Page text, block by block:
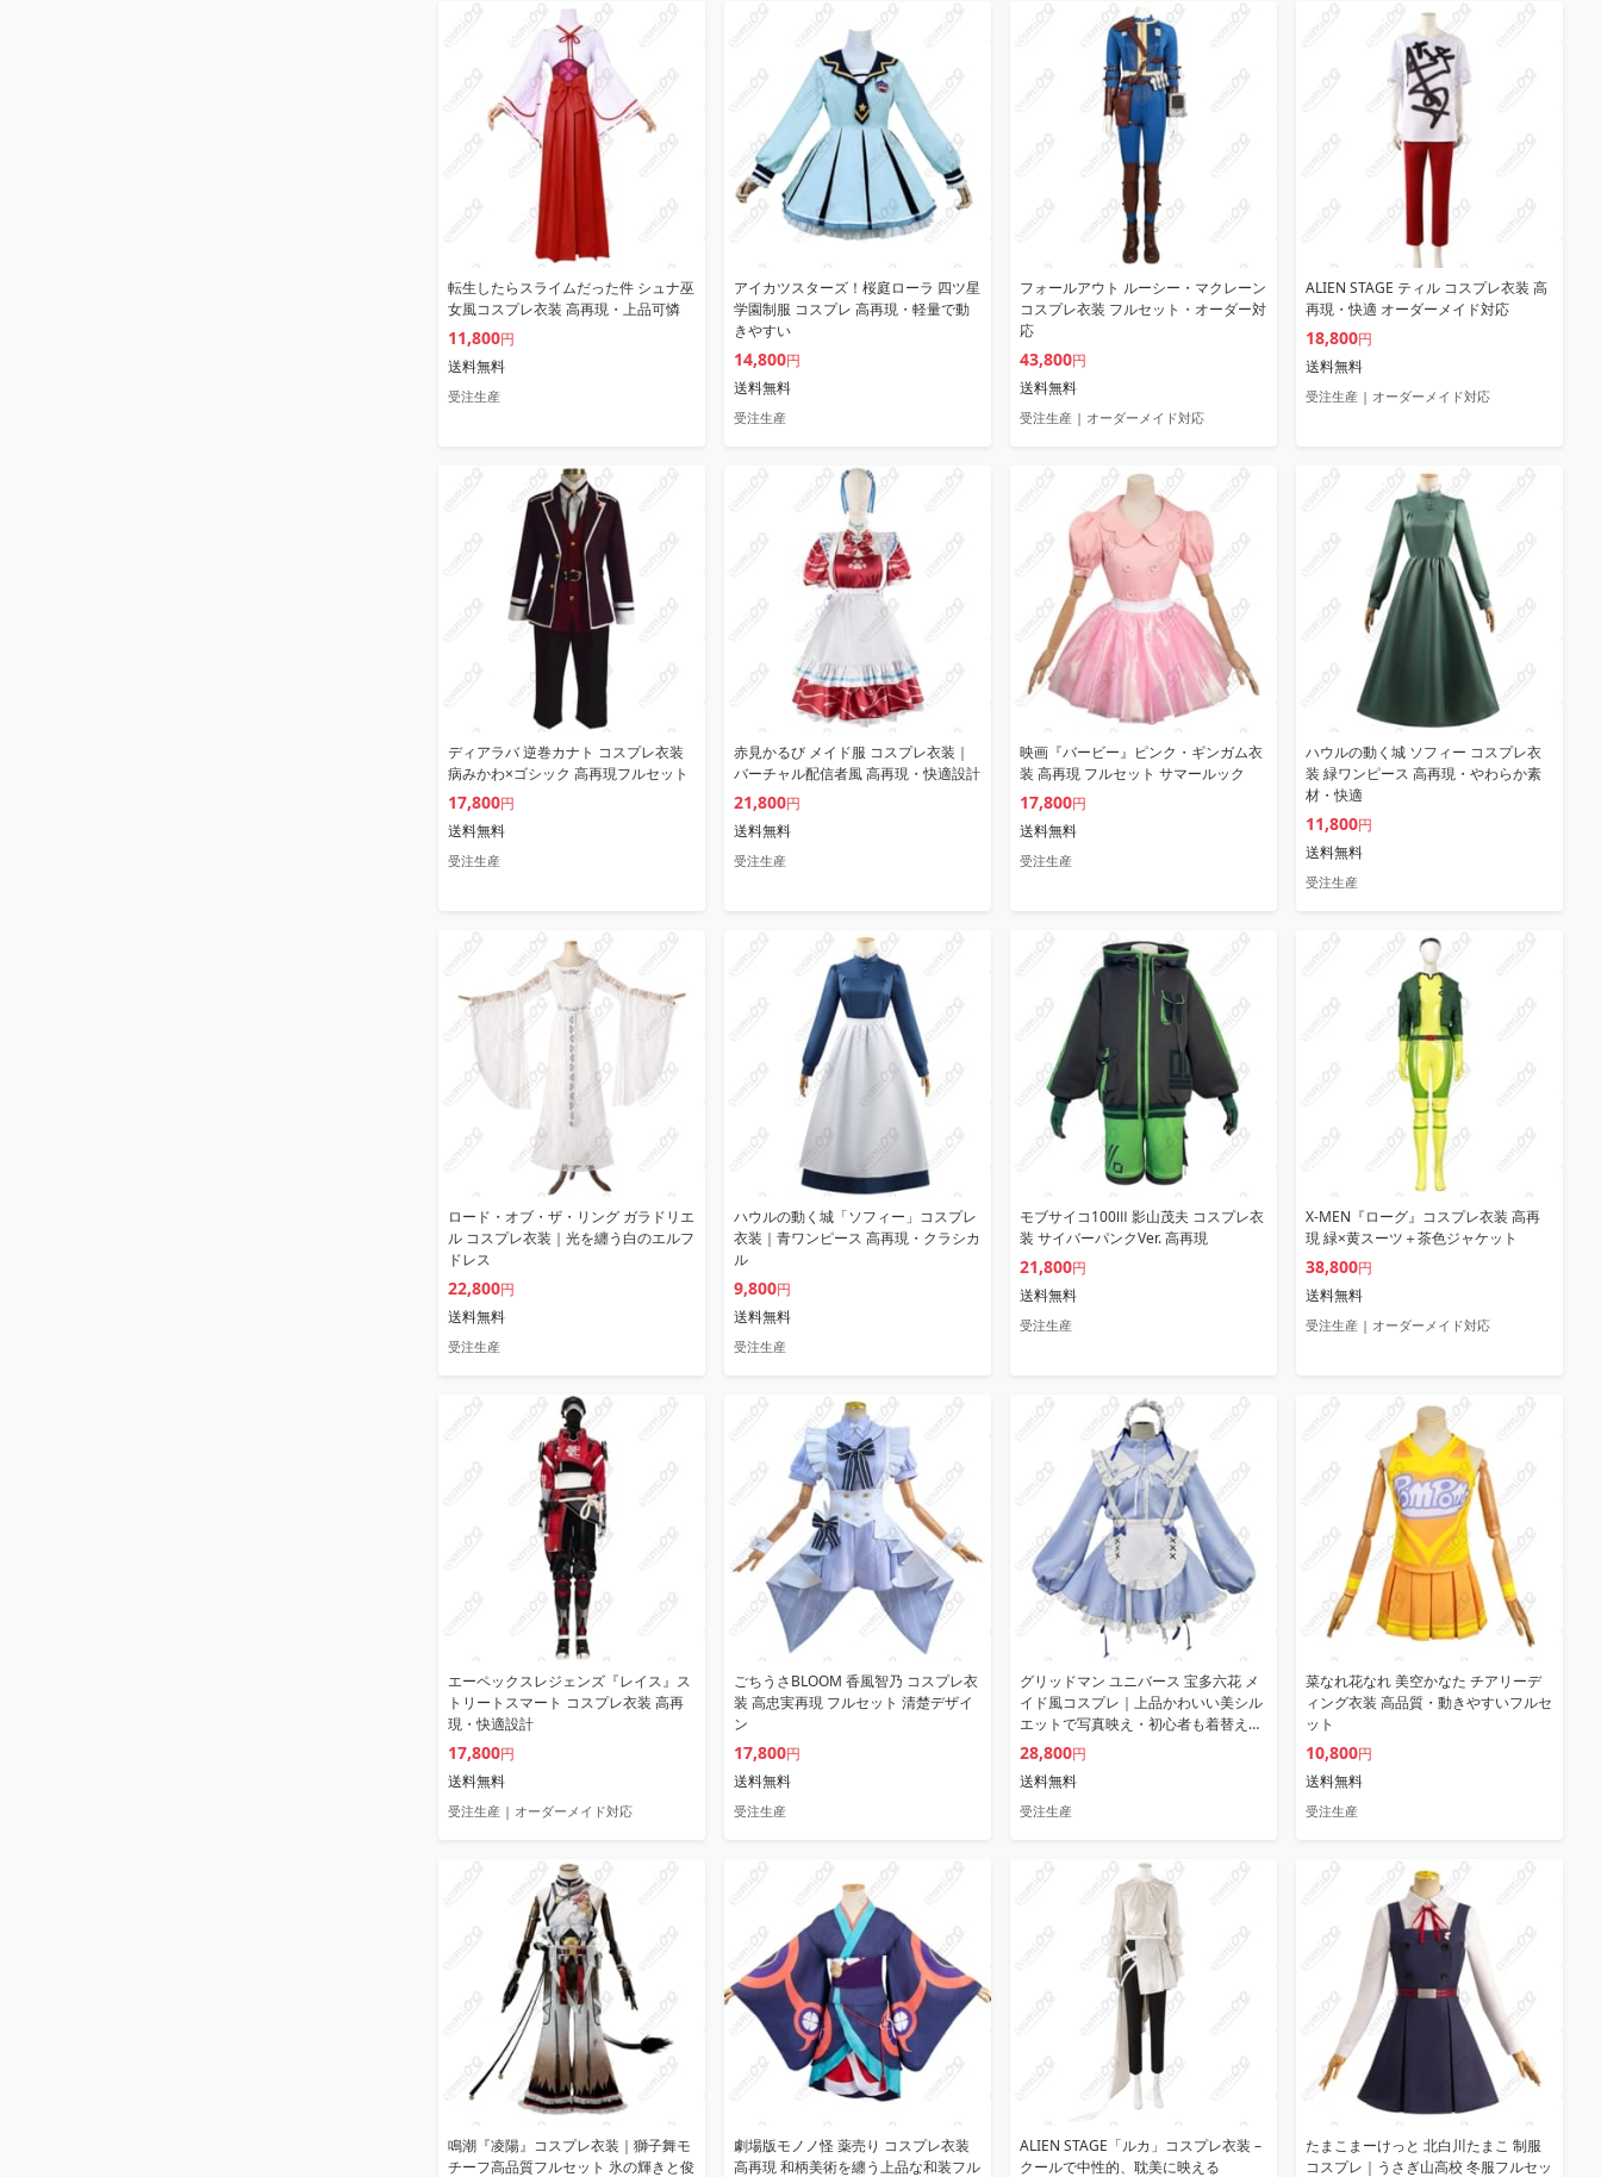
転生したらスライムだった件 シュナ巫
女風コスプレ衣装 高再現・上品可憐
11,800円
送料無料
受注生産
アイカツスターズ！桜庭ローラ 四ツ星
学園制服 コスプレ 高再現・軽量で動
きやすい
14,800円
送料無料
受注生産
フォールアウト ルーシー・マクレーン
コスプレ衣装 フルセット・オーダー対
応
43,800円
送料無料
受注生産 | オーダーメイド対応
ALIEN STAGE ティル コスプレ衣装 高
再現・快適 オーダーメイド対応
18,800円
送料無料
受注生産 | オーダーメイド対応
ディアラバ 逆巻カナト コスプレ衣装
病みかわ×ゴシック 高再現フルセット
17,800円
送料無料
受注生産
赤見かるび メイド服 コスプレ衣装｜
バーチャル配信者風 高再現・快適設計
21,800円
送料無料
受注生産
映画『バービー』ピンク・ギンガム衣
装 高再現 フルセット サマールック
17,800円
送料無料
受注生産
ハウルの動く城 ソフィー コスプレ衣
装 緑ワンピース 高再現・やわらか素
材・快適
11,800円
送料無料
受注生産
ロード・オブ・ザ・リング ガラドリエ
ル コスプレ衣装｜光を纏う白のエルフ
ドレス
22,800円
送料無料
受注生産
ハウルの動く城「ソフィー」コスプレ
衣装｜青ワンピース 高再現・クラシカ
ル
9,800円
送料無料
受注生産
モブサイコ100Ⅲ 影山茂夫 コスプレ衣
装 サイバーパンクVer. 高再現
21,800円
送料無料
受注生産
X-MEN『ローグ』コスプレ衣装 高再
現 緑×黄スーツ＋茶色ジャケット
38,800円
送料無料
受注生産 | オーダーメイド対応
エーペックスレジェンズ『レイス』ス
トリートスマート コスプレ衣装 高再
現・快適設計
17,800円
送料無料
受注生産 | オーダーメイド対応
ごちうさBLOOM 香風智乃 コスプレ衣
装 高忠実再現 フルセット 清楚デザイ
ン
17,800円
送料無料
受注生産
グリッドマン ユニバース 宝多六花 メ
イド風コスプレ｜上品かわいい美シル
エットで写真映え・初心者も着替え簡
単
28,800円
送料無料
受注生産
菜なれ花なれ 美空かなた チアリーデ
ィング衣装 高品質・動きやすいフルセ
ット
10,800円
送料無料
受注生産
鳴潮『凌陽』コスプレ衣装｜獅子舞モ
チーフ高品質フルセット 氷の輝きと俊
劇場版モノノ怪 薬売り コスプレ衣装
高再現 和柄美術を纏う上品な和装フル
ALIEN STAGE「ルカ」コスプレ衣装 –
クールで中性的、耽美に映える
たまこまーけっと 北白川たまこ 制服
コスプレ｜うさぎ山高校 冬服フルセッ